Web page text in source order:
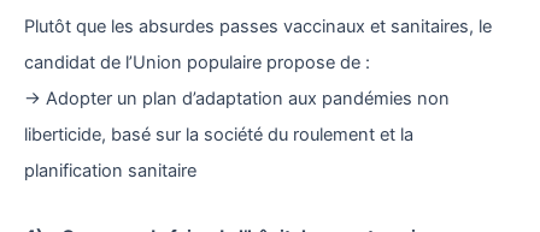
Plutôt que les absurdes passes vaccinaux et sanitaires, le
candidat de l’Union populaire propose de :
→ Adopter un plan d’adaptation aux pandémies non
liberticide, basé sur la société du roulement et la
planification sanitaire